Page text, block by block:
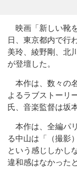
映画「新しい靴
日、東京都内で行
美玲、綾野剛、北
が登壇した。
本作は、数々の
よるラブストーリ
氏、音楽監督は坂
本作は、全編パ
る中山は「（撮影
という感じしかし
違和感はなかった